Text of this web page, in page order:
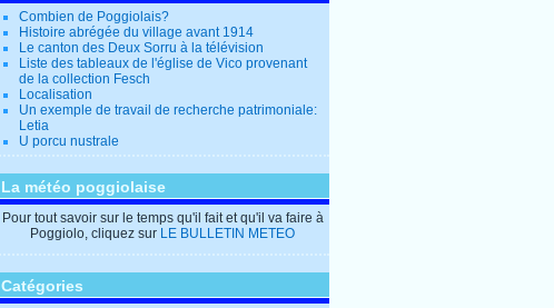
Combien de Poggiolais?
Histoire abrégée du village avant 1914
Le canton des Deux Sorru à la télévision
Liste des tableaux de l'église de Vico provenant
de la collection Fesch
Localisation
Un exemple de travail de recherche patrimoniale:
Letia
U porcu nustrale
La météo poggiolaise
Pour tout savoir sur le temps qu'il fait et qu'il va faire à
Poggiolo, cliquez sur LE BULLETIN METEO
Catégories